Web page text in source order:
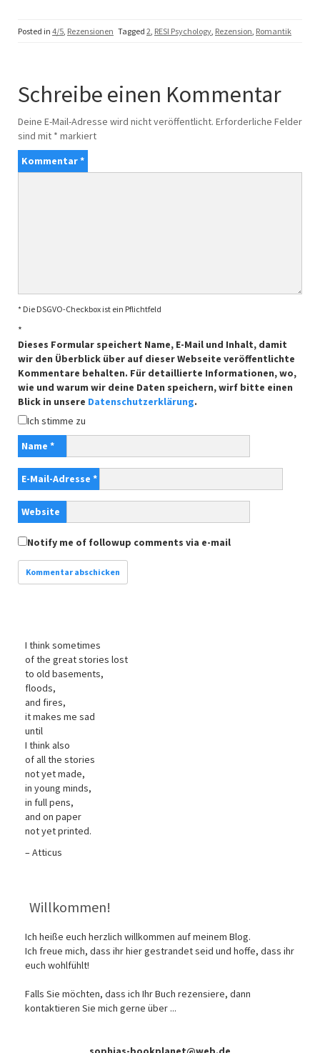
Posted in 4/5, Rezensionen Tagged 2, RESI Psychology, Rezension, Romantik
Schreibe einen Kommentar
Deine E-Mail-Adresse wird nicht veröffentlicht. Erforderliche Felder
sind mit * markiert
Kommentar*
* Die DSGVO-Checkbox ist ein Pflichtfeld
*
Dieses Formular speichert Name, E-Mail und Inhalt, damit
wir den Überblick über auf dieser Webseite veröffentlichte
Kommentare behalten. Für detaillierte Informationen, wo,
wie und warum wir deine Daten speichern, wirf bitte einen
Blick in unsere Datenschutzerklärung.
Ich stimme zu
Name *
E-Mail-Adresse *
Website
Notify me of followup comments via e-mail
I think sometimes
of the great stories lost
to old basements,
floods,
and fires,
it makes me sad
until
I think also
of all the stories
not yet made,
in young minds,
in full pens,
and on paper
not yet printed.
– Atticus
Willkommen!
Ich heiße euch herzlich willkommen auf meinem Blog.
Ich freue mich, dass ihr hier gestrandet seid und hoffe, dass ihr
euch wohlfühlt!
Falls Sie möchten, dass ich Ihr Buch rezensiere, dann
kontaktieren Sie mich gerne über ...